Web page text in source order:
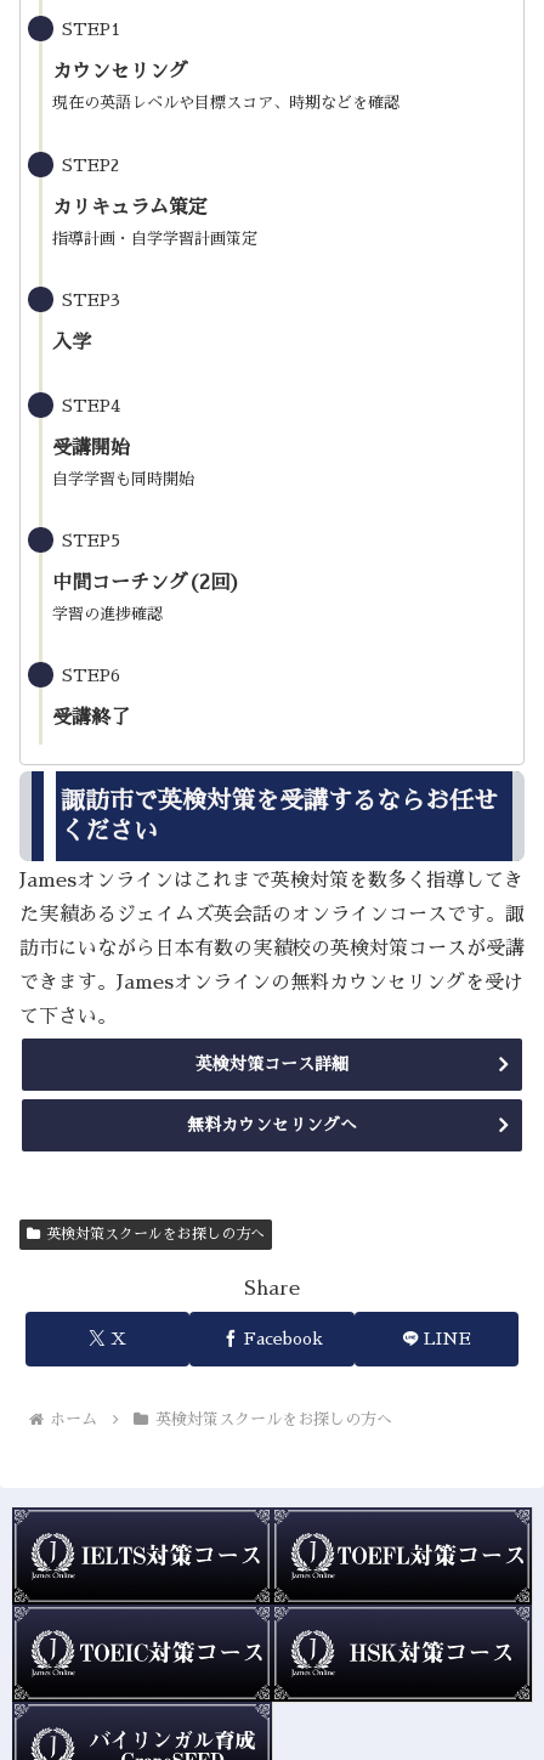
STEP1
カウンセリング
現在の英語レベルや目標スコア、時期などを確認
STEP2
カリキュラム策定
指導計画・自学学習計画策定
STEP3
入学
STEP4
受講開始
自学学習も同時開始
STEP5
中間コーチング(2回)
学習の進捗確認
STEP6
受講終了
諏訪市で英検対策を受講するならお任せ
ください
Jamesオンラインはこれまで英検対策を数多く指導してき
た実績あるジェイムズ英会話のオンラインコースです。諏
訪市にいながら日本有数の実績校の英検対策コースが受講
できます。Jamesオンラインの無料カウンセリングを受け
て下さい。
英検対策コース詳細
無料カウンセリングへ
英検対策スクールをお探しの方へ
Share
X Facebook LINE
ホーム 英検対策スクールをお探しの方へ